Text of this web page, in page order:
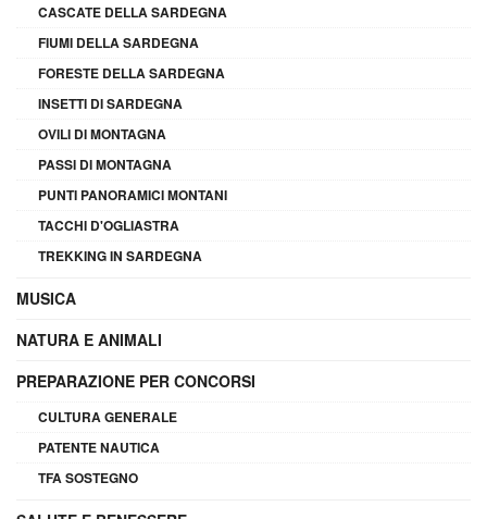
CASCATE DELLA SARDEGNA
FIUMI DELLA SARDEGNA
FORESTE DELLA SARDEGNA
INSETTI DI SARDEGNA
OVILI DI MONTAGNA
PASSI DI MONTAGNA
PUNTI PANORAMICI MONTANI
TACCHI D'OGLIASTRA
TREKKING IN SARDEGNA
MUSICA
NATURA E ANIMALI
PREPARAZIONE PER CONCORSI
CULTURA GENERALE
PATENTE NAUTICA
TFA SOSTEGNO